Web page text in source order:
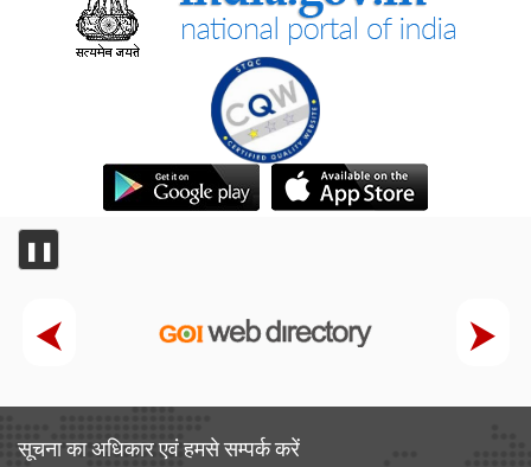
❚❚
सूचना का अधिकार एवं हमसे सम्‍पर्क करें